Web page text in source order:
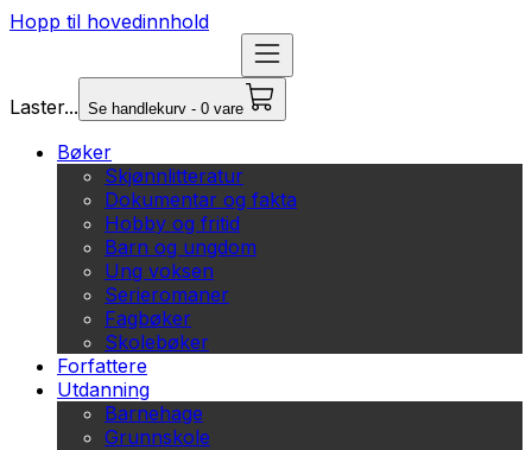
Hopp til hovedinnhold
Laster... Se handlekurv - 0 vare
Bøker
Skjønnlitteratur
Dokumentar og fakta
Hobby og fritid
Barn og ungdom
Ung voksen
Serieromaner
Fagbøker
Skolebøker
Forfattere
Utdanning
Barnehage
Grunnskole